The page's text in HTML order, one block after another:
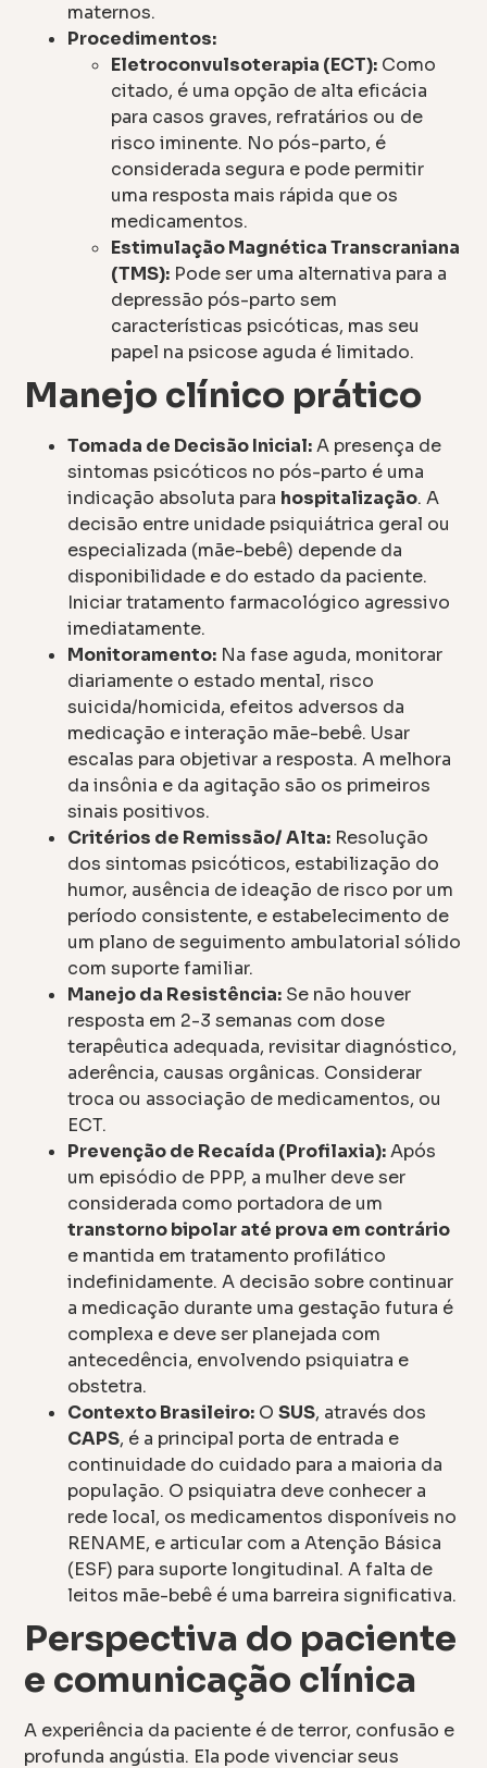
maternos.
Procedimentos:
Eletroconvulsoterapia (ECT): Como
citado, é uma opção de alta eficácia
para casos graves, refratários ou de
risco iminente. No pós-parto, é
considerada segura e pode permitir
uma resposta mais rápida que os
medicamentos.
Estimulação Magnética Transcraniana
(TMS): Pode ser uma alternativa para a
depressão pós-parto sem
características psicóticas, mas seu
papel na psicose aguda é limitado.
Manejo clínico prático
Tomada de Decisão Inicial:A presença de
sintomas psicóticos no pós-parto é uma
indicação absoluta para hospitalização. A
decisão entre unidade psiquiátrica geral ou
especializada (mãe-bebê) depende da
disponibilidade e do estado da paciente.
Iniciar tratamento farmacológico agressivo
imediatamente.
Monitoramento: Na fase aguda, monitorar
diariamente o estado mental, risco
suicida/homicida, efeitos adversos da
medicação e interação mãe-bebê. Usar
escalas para objetivar a resposta. A melhora
da insônia e da agitação são os primeiros
sinais positivos.
Critérios de Remissão/ Alta: Resolução
dos sintomas psicóticos, estabilização do
humor, ausência de ideação de risco por um
período consistente, e estabelecimento de
um plano de seguimento ambulatorial sólido
com suporte familiar.
Manejo da Resistência: Se não houver
resposta em 2-3 semanas com dose
terapêutica adequada, revisitar diagnóstico,
aderência, causas orgânicas. Considerar
troca ou associação de medicamentos, ou
ECT.
Prevenção de Recaída (Profilaxia):Após
um episódio de PPP, a mulher deve ser
considerada como portadora de um
transtorno bipolar até prova em contrário
e mantida em tratamento profilático
indefinidamente. A decisão sobre continuar
a medicação durante uma gestação futura é
complexa e deve ser planejada com
antecedência, envolvendo psiquiatra e
obstetra.
Contexto Brasileiro: OSUS, através dos
CAPS, é a principal porta de entrada e
continuidade do cuidado para a maioria da
população. O psiquiatra deve conhecer a
rede local, os medicamentos disponíveis no
RENAME, e articular com a Atenção Básica
(ESF) para suporte longitudinal. A falta de
leitos mãe-bebê é uma barreira significativa.
Perspectiva do paciente
e comunicação clínica
A experiência da paciente é de terror, confusão e
profunda angústia. Ela pode vivenciar seus